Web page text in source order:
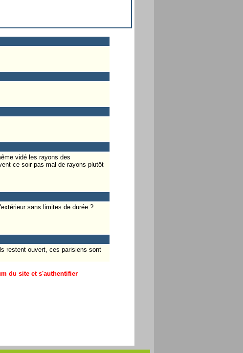
vidé les rayons des
ce soir pas mal de rayons plutôt
sans limites de durée ?
restent ouvert, ces parisiens sont
du site et s'authentifier